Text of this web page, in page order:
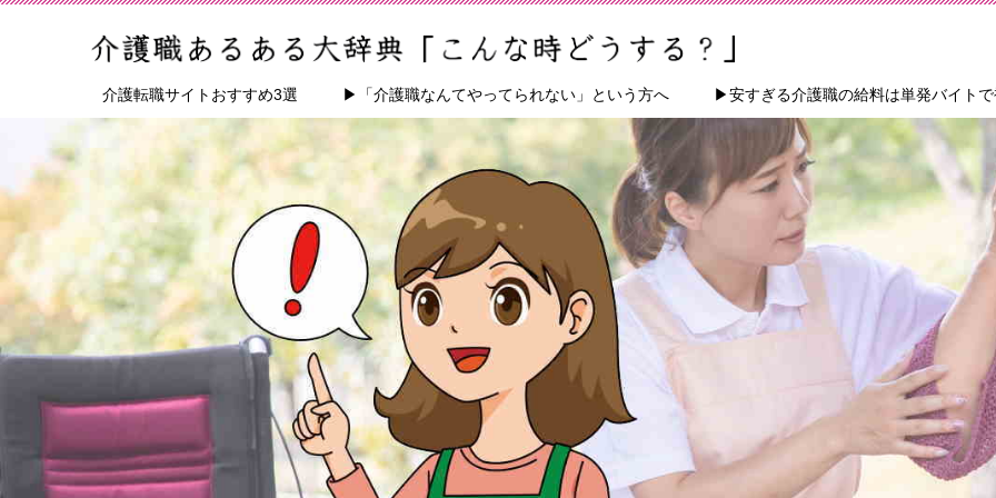
介護転職サイトおすすめ3選 ▶「介護職なんてやってられない」という方へ ▶安すぎる介護職の給料は単発バイト